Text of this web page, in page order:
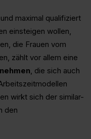
maximal qualifiziert
einsteigen wollen,
die Frauen vom
zählt vor allem eine
, die sich auch
wirkt sich der similar-
den